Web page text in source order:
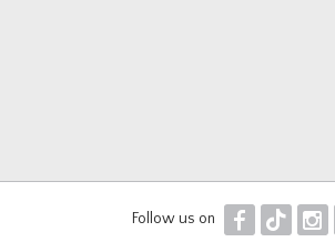
Follow us on F T I